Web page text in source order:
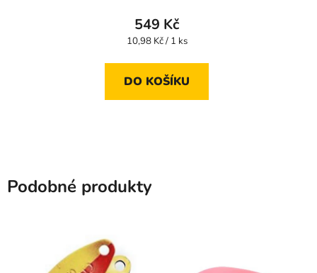
549 Kč
Měrná
10,98 Kč / 1 ks
DO KOŠÍKU
Podobné produkty